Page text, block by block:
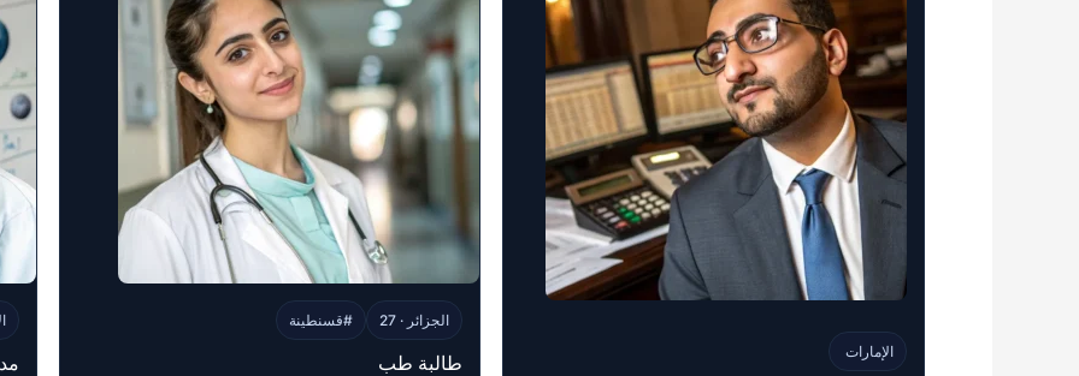
الإمارات
الجزائر · 27 #قسنطينة
طالبة طب